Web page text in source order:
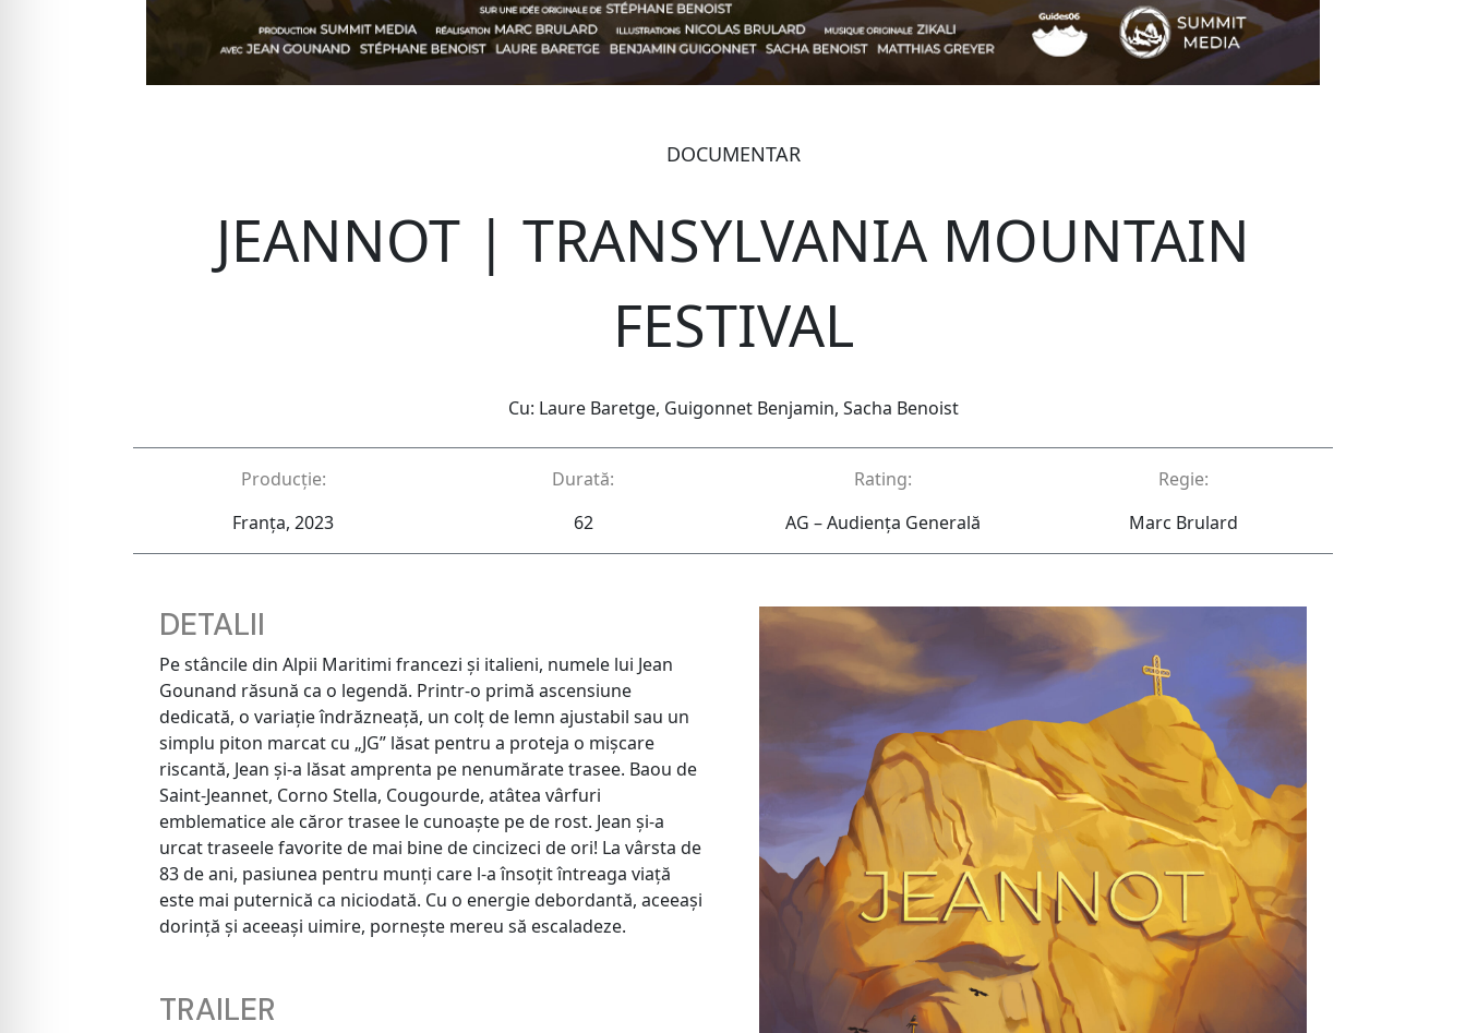
DOCUMENTAR
JEANNOT | TRANSYLVANIA MOUNTAIN
FESTIVAL
Cu: Laure Baretge, Guigonnet Benjamin, Sacha Benoist
Producție:
Franța, 2023
Durată:
62
Rating:
AG – Audienţa Generală
Regie:
Marc Brulard
DETALII
Pe stâncile din Alpii Maritimi francezi și italieni, numele lui Jean
Gounand răsună ca o legendă. Printr-o primă ascensiune
dedicată, o variație îndrăzneață, un colț de lemn ajustabil sau un
simplu piton marcat cu „JG” lăsat pentru a proteja o mișcare
riscantă, Jean și-a lăsat amprenta pe nenumărate trasee. Baou de
Saint-Jeannet, Corno Stella, Cougourde, atâtea vârfuri
emblematice ale căror trasee le cunoaște pe de rost. Jean și-a
urcat traseele favorite de mai bine de cincizeci de ori! La vârsta de
83 de ani, pasiunea pentru munți care l-a însoțit întreaga viață
este mai puternică ca niciodată. Cu o energie debordantă, aceeași
dorință și aceeași uimire, pornește mereu să escaladeze.
TRAILER